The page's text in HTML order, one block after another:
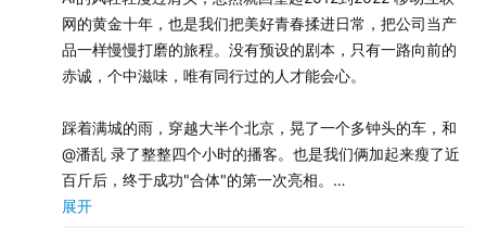
们想聊的不只是字节怎么涨 DAU，而是它怎么把增长做成
一种核心能力。
亦凡那条起床视频带来的百万新增，到2018年春节抖音一
个月涨几千万日活，到2019年巴西打快手、TikTok在欧美
疫情期间一个双月涨1.2亿日活，再到这两年红果和豆包的
逆势爆发，Tom串起了字节增长十年里几乎每一个关键节
网的黄金十年，也是我们把美好青春揉进日常，把公司当产
品一样慢慢打磨的旅程。没有预设的剧本，只有一路向前的
赤诚，个中滋味，唯有同行过的人才能会心。
踩着满城的雨，穿越大半个北京，晃了一个多钟头的车，和
@潘乱 录了整整四个小时的播客。也是我们俩加起来瘦了近
百斤后，终于成功"合体"的第一次亮相。
展开